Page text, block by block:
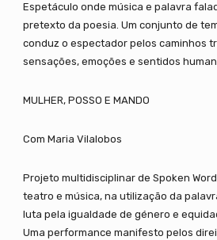
Espetáculo onde música e palavra
pretexto da poesia. Um conjunto de
conduz o espectador pelos caminhos
sensações, emoções e sentidos
MULHER, POSSO E MANDO
Com Maria Vilalobos
Projeto multidisciplinar de Spoken
teatro e música, na utilização da
luta pela igualdade de género e
Uma performance manifesto pelos